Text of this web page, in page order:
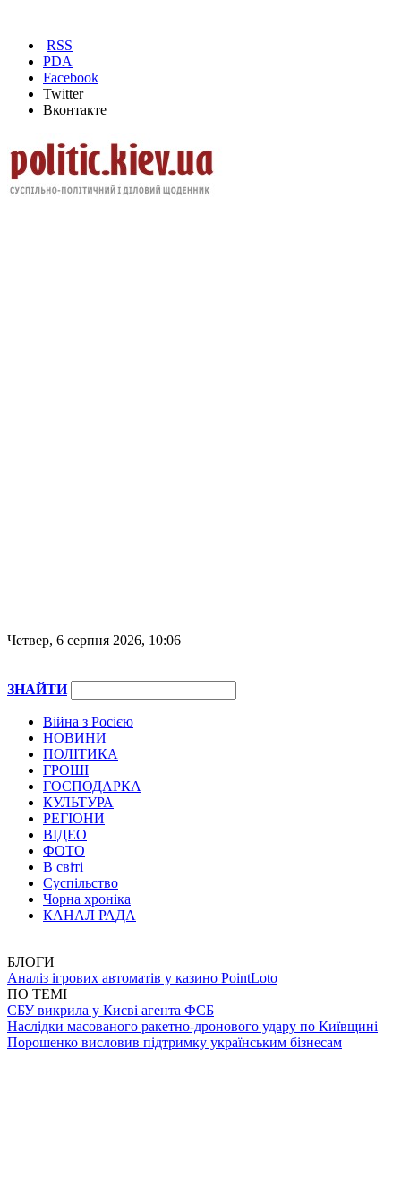
RSS
PDA
Facebook
Twitter
Вконтакте
Четвер, 6 серпня 2026, 10:06
ЗНАЙТИ
Війна з Росією
НОВИНИ
ПОЛІТИКА
ГРОШІ
ГОСПОДАРКА
КУЛЬТУРА
РЕГІОНИ
ВІДЕО
ФОТО
В світі
Суспільство
Чорна хроніка
КАНАЛ РАДА
БЛОГИ
Аналіз ігрових автоматів у казино PointLoto
ПО ТЕМІ
СБУ викрила у Києві агента ФСБ
Наслідки масованого ракетно-дронового удару по Київщині
Порошенко висловив підтримку українським бізнесам